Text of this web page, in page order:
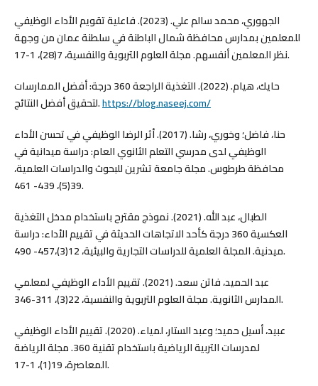
الجهوري، محمد سالم علي. (2023). فاعلية تقويم الأداء الوظيفي
للمعلمين بمدارس محافظة شمال الباطنة في سلطنة عمان من وجهة
نظر المعلمين أنفسهم. مجلة العلوم التربوية والنفسية، 7(28)، 1-17.
حايك، هيام. (2022). التغذية الراجعة 360 درجة: أفضل الممارسات
لتحقيق أفضل النتائج.https://blog.naseej.com/
حنا، فاضل؛ وخوري، رشا. (2017). أثر الرضا الوظيفي في تحسن الأداء
الوظيفي لدى مدرسي التعلم الثانوي العام: دراسة ميدانية في
محافظة طرطوس. مجلة جامعة تشرين للبحوث والدراسات العلمية،
39(5)، 439- 461.
الطبال، عبد الله. (2021). نموذج مقترح باستخدام مدخل التغذية
العكسية 360 درجة كأحد الاتجاهات الحديثة في تقييم الأداء: دراسة
ميدنية. المجلة العلمية للدراسات التجارية والبيئية، 12(3)،457- 490.
عبد الحميد، فاتن سعد. (2021). تقييم الأداء الوظيفي لمعلمي
المدارس الثانوية. مجلة العلوم التربوية والنفسية، 22(3)، 311-346.
عبيد، أسيل حميد؛ وعبد الستار، لمياء. (2020). تقييم الأداء الوظيفي
لمدرسات التربية الرياضية باستخدام تقنية 360. مجلة الرياضة
المعاصرة، 19(1)، 1-17.